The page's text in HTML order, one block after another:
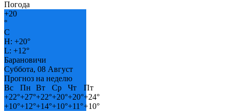
Погода
+20
°
C
H: +20°
L: +12°
Барановичи
Суббота, 08 Август
Прогноз на неделю
Вс
Пн Вт Ср Чт
Пт
+22°+27°+22°+20°+20°+24°
+10°+12°+14°+10°+11°+10°